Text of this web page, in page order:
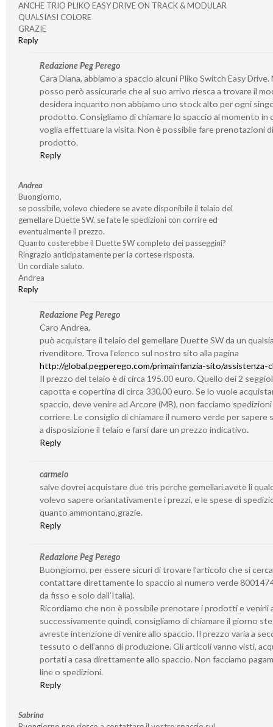
ANCHE TRIO PLIKO EASY DRIVE ON TRACK & MODULAR
QUALSIASI COLORE
GRAZIE
Reply
Redazione Peg Perego
Cara Diana, abbiamo a spaccio alcuni Pliko Switch Easy Drive.
posso però assicurarle che al suo arrivo riesca a trovare il
desidera inquanto non abbiamo uno stock alto per ogni
prodotto. Consigliamo di chiamare lo spaccio al momento in
voglia effettuare la visita. Non è possibile fare prenotazioni di
prodotto.
Reply
Andrea
Buongiorno,
se possibile, volevo chiedere se avete disponibile il telaio del
gemellare Duette SW, se fate le spedizioni con corrire ed
eventualmente il prezzo.
Quanto costerebbe il Duette SW completo dei passeggini?
Ringrazio anticipatamente per la cortese risposta.
Un cordiale saluto.
Andrea
Reply
Redazione Peg Perego
Caro Andrea,
può acquistare il telaio del gemellare Duette SW da un
rivenditore. Trova l’elenco sul nostro sito alla pagina
http://global.pegperego.com/primainfanzia-sito/assistenza-
Il prezzo del telaio è di circa 195.00 euro. Quello dei 2
capotta e copertina di circa 330,00 euro. Se lo vuole
spaccio, deve venire ad Arcore (MB), non facciamo
corriere. Le consiglio di chiamare il numero verde per sapere
a disposizione il telaio e farsi dare un prezzo indicativo.
Reply
carmelo
salve dovrei acquistare due tris perche gemellari.avete li
volevo sapere oriantativamente i prezzi, e le spese di
quanto ammontano,grazie.
Reply
Redazione Peg Perego
Buongiorno, per essere sicuri di trovare l’articolo che si
contattare direttamente lo spaccio al numero verde
da fisso e solo dall’Italia).
Ricordiamo che non è possibile prenotare i prodotti e venirli
successivamente quindi, consigliamo di chiamare il giorno
avreste intenzione di venire allo spaccio. Il prezzo varia a
tessuto o dell’anno di produzione. Gli articoli vanno visti,
portati a casa direttamente allo spaccio. Non facciamo
line o spedizioni.
Reply
Sabrina